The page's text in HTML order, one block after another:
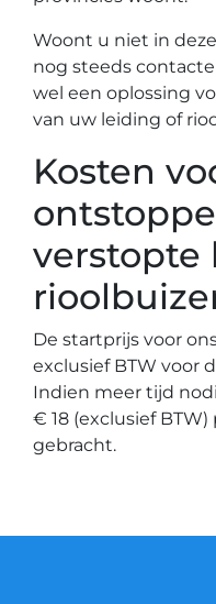
Woont u niet in
nog steeds
wel een oplossing
van uw leiding of
Kosten
verstopte
De startprijs voor
exclusief BTW voor
Indien meer tijd
€ 18 (exclusief
gebracht.